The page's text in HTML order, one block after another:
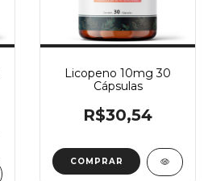
Licopeno 10mg 30
Cápsulas
R$30,54